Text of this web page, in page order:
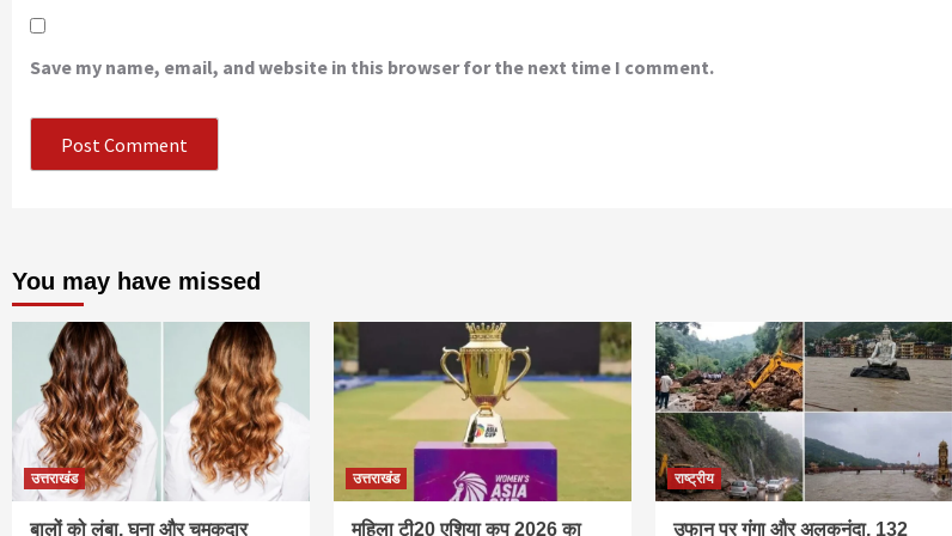
Save my name, email, and website in this browser for the next time I comment.
You may have missed
उत्तराखंड
बालों को लंबा, घना और चमकदार
उत्तराखंड
महिला टी20 एशिया कप 2026 का
राष्ट्रीय
उफान पर गंगा और अलकनंदा, 132